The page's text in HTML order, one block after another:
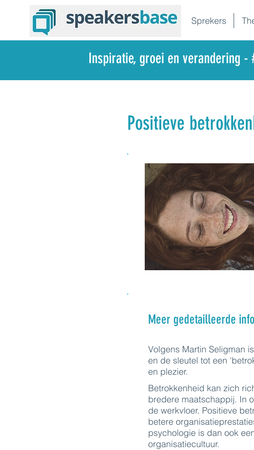
Sprekers
Positieve
Meer gedetailleerde
Volgens Martin Seligman
en de sleutel tot een
en plezier.
Betrokkenheid kan zich
bredere maatschappij. In
de werkvloer. Positieve
betere
psychologie is dan ook
organisatiecultuur.
Inspiratie, groei en verandering -